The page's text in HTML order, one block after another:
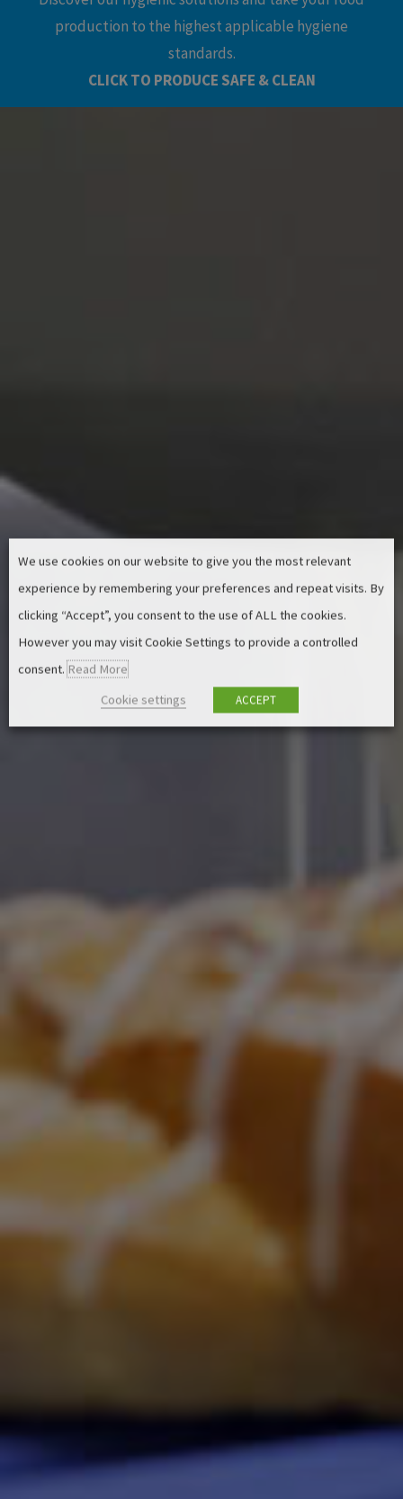
production to the highest applicable hygiene
standards.
CLICK TO PRODUCE SAFE & CLEAN
We use cookies on our website to give you the most relevant
experience by remembering your preferences and repeat visits. By
clicking “Accept”, you consent to the use of ALL the cookies.
However you may visit Cookie Settings to provide a controlled
consent. Read More
Cookie settings
ACCEPT